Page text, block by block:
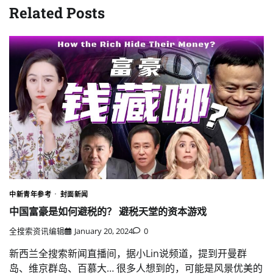
Related Posts
中新青年参考 封面新闻
中国富豪是如何避税的？ 避税天堂的资本游戏
全搜索资讯编辑 January 20, 2024 0
新西兰全搜索新闻直播间，据小Lin说频道，提到开曼群
岛、维京群岛、百慕大… 很多人想到的，可能是风景优美的